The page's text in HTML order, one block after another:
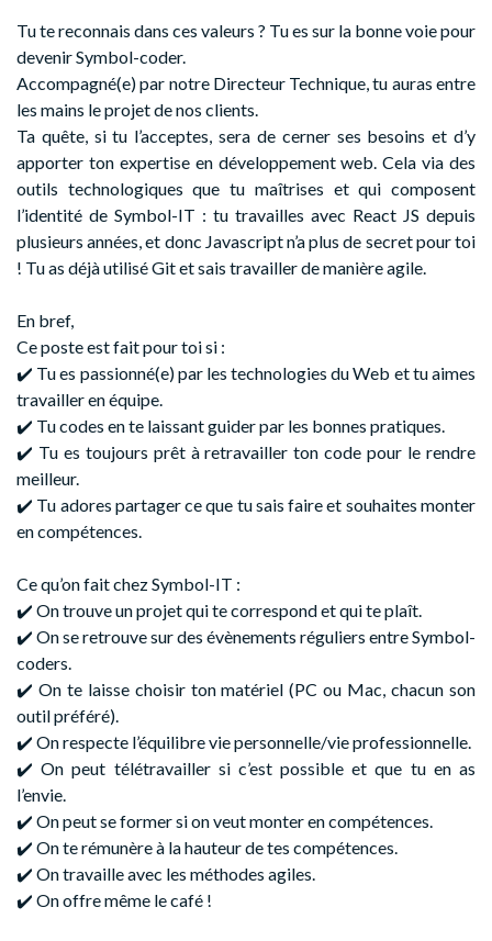
Tu te reconnais dans ces valeurs ? Tu es sur la bonne voie pour
devenir Symbol-coder.
Accompagné(e) par notre Directeur Technique, tu auras entre
les mains le projet de nos clients.
Ta quête, si tu l’acceptes, sera de cerner ses besoins et d’y
apporter ton expertise en développement web. Cela via des
outils technologiques que tu maîtrises et qui composent
l’identité de Symbol-IT : tu travailles avec React JS depuis
plusieurs années, et donc Javascript n’a plus de secret pour toi
! Tu as déjà utilisé Git et sais travailler de manière agile.
En bref,
Ce poste est fait pour toi si :
✔️ Tu es passionné(e) par les technologies du Web et tu aimes
travailler en équipe.
✔️ Tu codes en te laissant guider par les bonnes pratiques.
✔️ Tu es toujours prêt à retravailler ton code pour le rendre
meilleur.
✔️ Tu adores partager ce que tu sais faire et souhaites monter
en compétences.
Ce qu’on fait chez Symbol-IT :
✔️ On trouve un projet qui te correspond et qui te plaît.
✔️ On se retrouve sur des évènements réguliers entre Symbol-
coders.
✔️ On te laisse choisir ton matériel (PC ou Mac, chacun son
outil préféré).
✔️ On respecte l’équilibre vie personnelle/vie professionnelle.
✔️ On peut télétravailler si c’est possible et que tu en as
l’envie.
✔️ On peut se former si on veut monter en compétences.
✔️ On te rémunère à la hauteur de tes compétences.
✔️ On travaille avec les méthodes agiles.
✔️ On offre même le café !